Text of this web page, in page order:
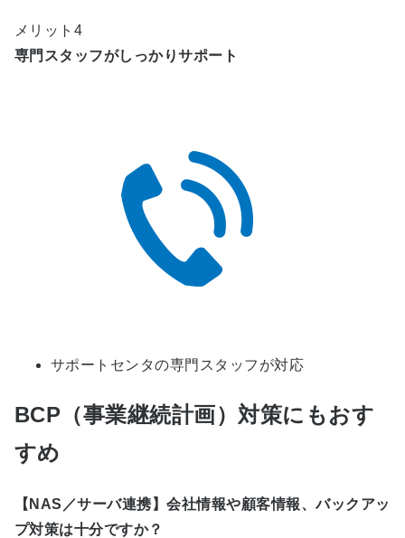
メリット4
専門スタッフがしっかりサポート
サポートセンタの専門スタッフが対応
BCP（事業継続計画）対策にもおす
すめ
【NAS／サーバ連携】会社情報や顧客情報、バックアッ
プ対策は十分ですか？